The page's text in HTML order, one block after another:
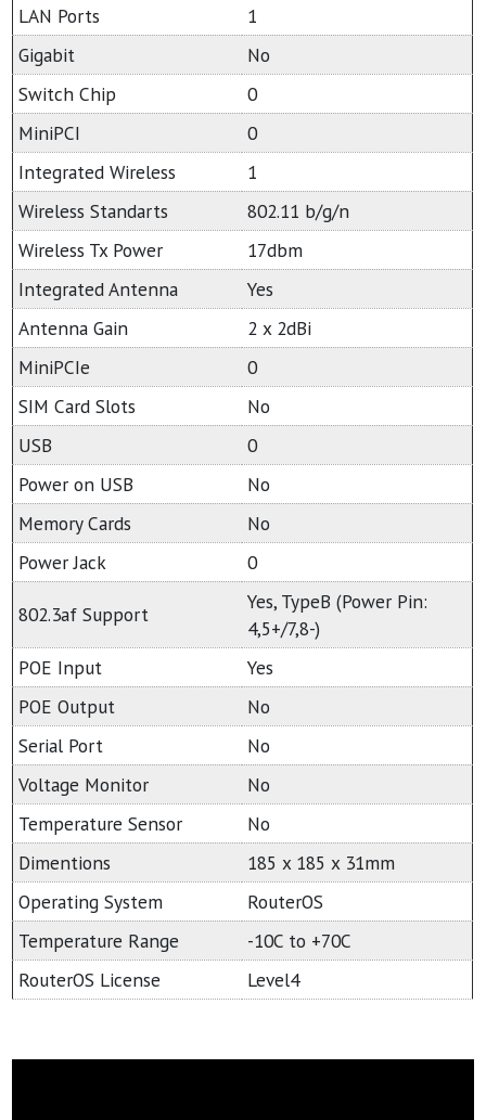
LAN Ports
1
Gigabit
No
Switch Chip
0
MiniPCI
0
Integrated Wireless
1
Wireless Standarts
802.11 b/g/n
Wireless Tx Power
17dbm
Integrated Antenna
Yes
Antenna Gain
2 x 2dBi
MiniPCIe
0
SIM Card Slots
No
USB
0
Power on USB
No
Memory Cards
No
Power Jack
0
802.3af Support
Yes, TypeB (Power Pin:
4,5+/7,8-)
POE Input
Yes
POE Output
No
Serial Port
No
Voltage Monitor
No
Temperature Sensor
No
Dimentions
185 x 185 x 31mm
Operating System
RouterOS
Temperature Range
-10C to +70C
RouterOS License
Level4